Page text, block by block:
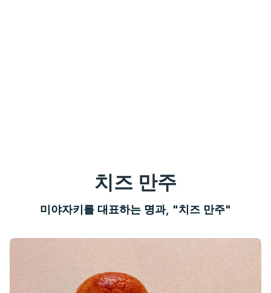
치즈 만주
미야자키를 대표하는 명과, "치즈 만주"